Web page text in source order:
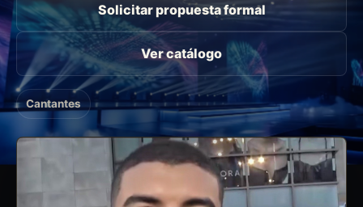
Solicitar propuesta formal
Ver catálogo
Cantantes